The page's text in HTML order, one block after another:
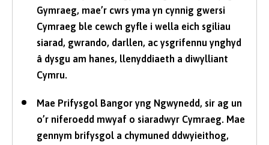
Gymraeg, mae’r cwrs yma yn cynnig gwersi
Cymraeg ble cewch gyfle i wella eich sgiliau
siarad, gwrando, darllen, ac ysgrifennu ynghyd
â dysgu am hanes, llenyddiaeth a diwylliant
Cymru.
Mae Prifysgol Bangor yng Ngwynedd, sir ag un
o’r niferoedd mwyaf o siaradwyr Cymraeg. Mae
gennym brifysgol a chymuned ddwyieithog,